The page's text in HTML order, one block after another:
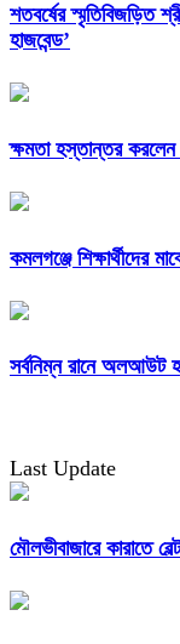
শতবর্ষের স্মৃতিবিজড়িত
হাজবেন্ড’
ক্ষমতা হস্তান্তর করলেন
কমলগঞ্জে শিক্ষার্থীদের
সর্বনিম্ন রানে অলআউট
Last Update
মৌলভীবাজারে কারাতে